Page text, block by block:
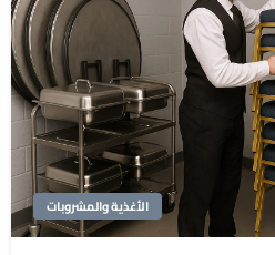
الأغذية والمشروبات